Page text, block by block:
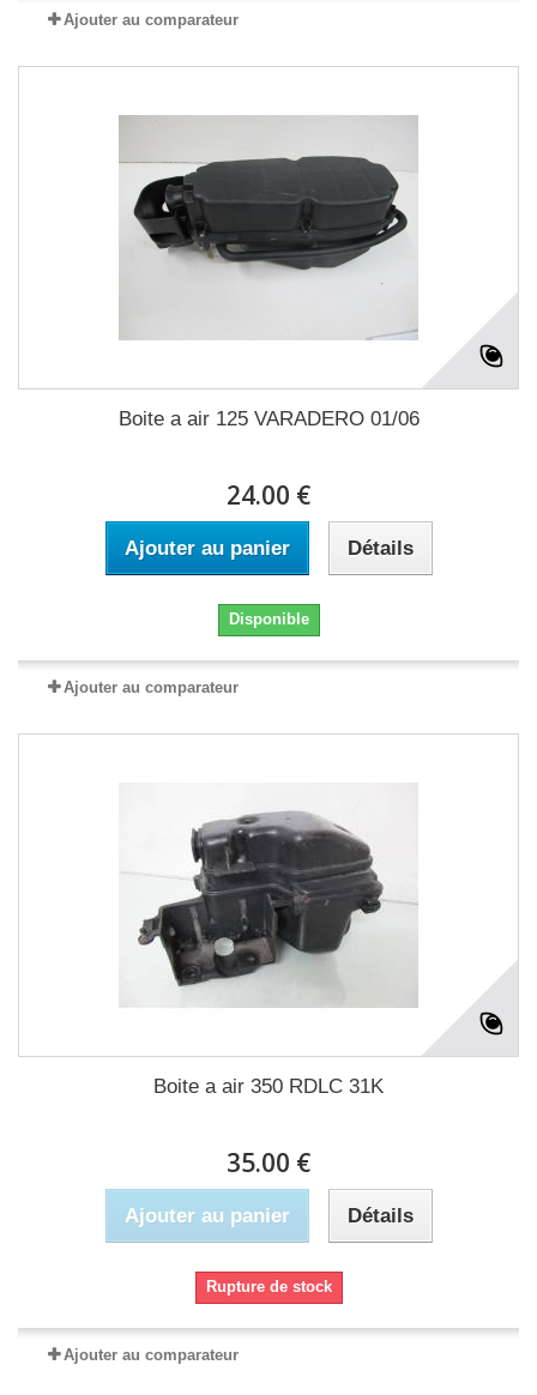
Ajouter au comparateur
Boite a air 125 VARADERO 01/06
24.00 €
Ajouter au panier Détails
Disponible
Ajouter au comparateur
Boite a air 350 RDLC 31K
35.00 €
Ajouter au panier Détails
Rupture de stock
Ajouter au comparateur